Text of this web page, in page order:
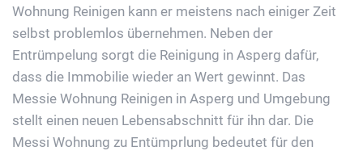
Wohnung Reinigen kann er meistens nach einiger Zeit
selbst problemlos übernehmen. Neben der
Entrümpelung sorgt die Reinigung in Asperg dafür,
dass die Immobilie wieder an Wert gewinnt. Das
Messie Wohnung Reinigen in Asperg und Umgebung
stellt einen neuen Lebensabschnitt für ihn dar. Die
Messi Wohnung zu Entümprlung bedeutet für den